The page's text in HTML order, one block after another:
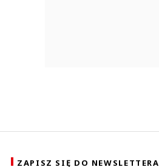
ZAPISZ SIĘ DO NEWSLETTERA